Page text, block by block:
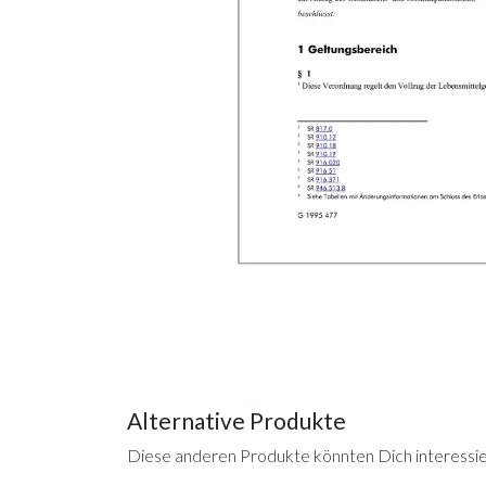
Alternative Produkte
Diese anderen Produkte könnten Dich